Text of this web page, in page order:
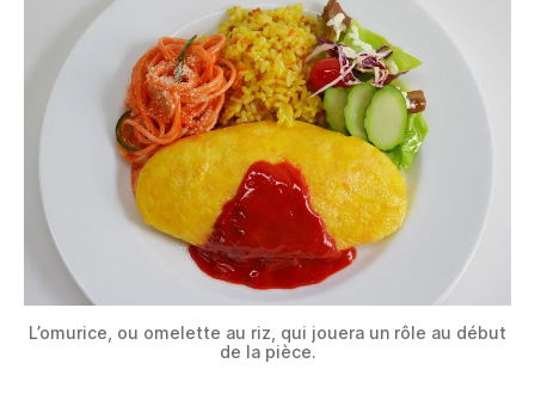
L’omurice, ou omelette au riz, qui jouera un rôle au début
de la pièce.